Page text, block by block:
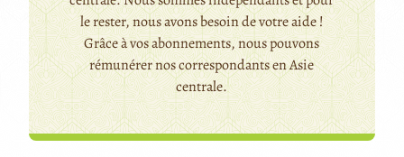
le rester, nous avons besoin de votre aide !
Grâce à vos abonnements, nous pouvons
rémunérer nos correspondants en Asie
centrale.